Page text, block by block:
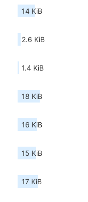
14 KiB
2.6 KiB
1.4 KiB
18 KiB
16 KiB
15 KiB
17 KiB